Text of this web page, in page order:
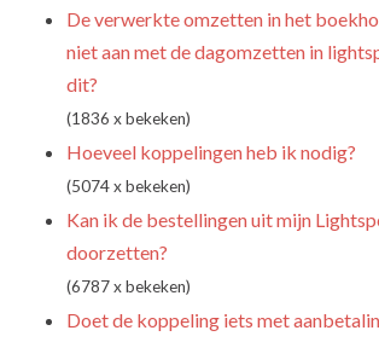
De verwerkte omzetten in het
niet aan met de dagomzetten in
dit?
(1836 x bekeken)
Hoeveel koppelingen heb ik nodig?
(5074 x bekeken)
Kan ik de bestellingen uit mijn
doorzetten?
(6787 x bekeken)
Doet de koppeling iets met